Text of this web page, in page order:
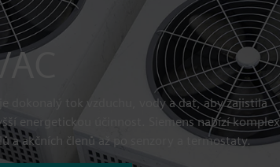
dokonalý tok vzduchu, vody a dat, aby zajistila
energetickou účinnost. Siemens nabízí
a akčních členů až po senzory a termostaty.